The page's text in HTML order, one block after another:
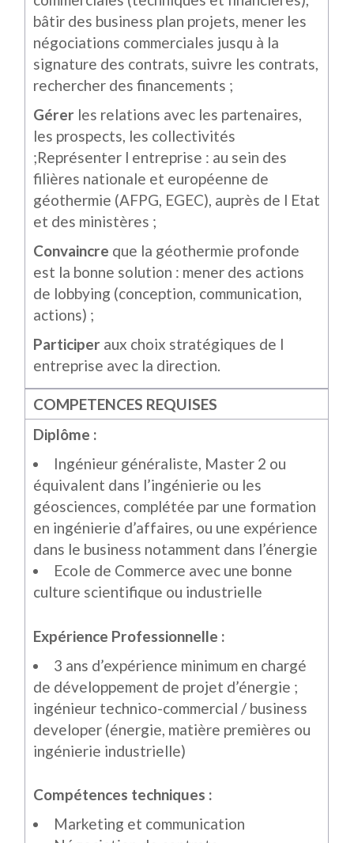
bâtir des business plan projets, mener les
négociations commerciales jusqu à la
signature des contrats, suivre les contrats,
rechercher des financements ;
Gérer les relations avec les partenaires,
les prospects, les collectivités
;Représenter l entreprise : au sein des
filières nationale et européenne de
géothermie (AFPG, EGEC), auprès de l Etat
et des ministères ;
Convaincre que la géothermie profonde
est la bonne solution : mener des actions
de lobbying (conception, communication,
actions) ;
Participer aux choix stratégiques de l
entreprise avec la direction.
COMPETENCES REQUISES
Diplôme :
Ingénieur généraliste, Master 2 ou
équivalent dans l’ingénierie ou les
géosciences, complétée par une formation
en ingénierie d’affaires, ou une expérience
dans le business notamment dans l’énergie
Ecole de Commerce avec une bonne
culture scientifique ou industrielle
Expérience Professionnelle :
3 ans d’expérience minimum en chargé
de développement de projet d’énergie ;
ingénieur technico-commercial / business
developer (énergie, matière premières ou
ingénierie industrielle)
Compétences techniques :
Marketing et communication